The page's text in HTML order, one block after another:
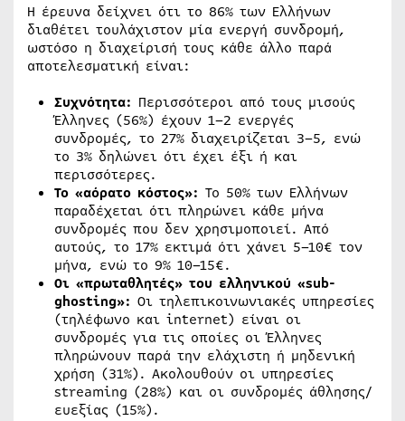
Η έρευνα δείχνει ότι το 86% των Ελλήνων
διαθέτει τουλάχιστον μία ενεργή συνδρομή,
ωστόσο η διαχείρισή τους κάθε άλλο παρά
αποτελεσματική είναι:
Συχνότητα: Περισσότεροι από τους μισούς
Έλληνες (56%) έχουν 1–2 ενεργές
συνδρομές, το 27% διαχειρίζεται 3–5, ενώ
το 3% δηλώνει ότι έχει έξι ή και
περισσότερες.
Το «αόρατο κόστος»: Το 50% των Ελλήνων
παραδέχεται ότι πληρώνει κάθε μήνα
συνδρομές που δεν χρησιμοποιεί. Από
αυτούς, το 17% εκτιμά ότι χάνει 5–10€ τον
μήνα, ενώ το 9% 10–15€.
Οι «πρωταθλητές» του ελληνικού «sub-
ghosting»: Οι τηλεπικοινωνιακές υπηρεσίες
(τηλέφωνο και internet) είναι οι
συνδρομές για τις οποίες οι Έλληνες
πληρώνουν παρά την ελάχιστη ή μηδενική
χρήση (31%). Ακολουθούν οι υπηρεσίες
streaming (28%) και οι συνδρομές άθλησης/
ευεξίας (15%).